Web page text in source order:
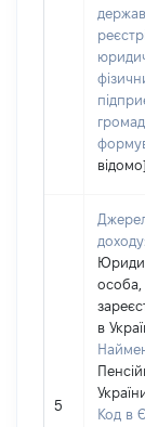
реєстрі
відомо]
5
доходу:
особа,
в
Код в